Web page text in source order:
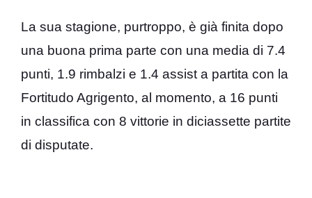
La sua stagione, purtroppo, è già finita dopo
una buona prima parte con una media di 7.4
punti, 1.9 rimbalzi e 1.4 assist a partita con la
Fortitudo Agrigento, al momento, a 16 punti
in classifica con 8 vittorie in diciassette partite
di disputate.